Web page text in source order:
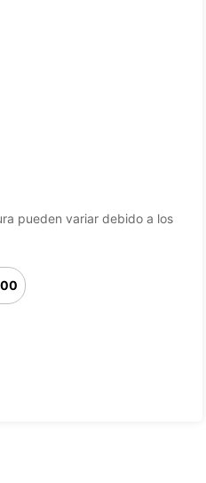
pueden variar debido a los